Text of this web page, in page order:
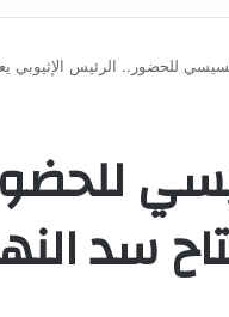
للحضور.. الرئيس الإثيوبي
سد